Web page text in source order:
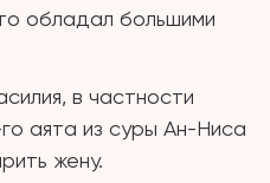
обладал большими
в частности
аята из суры Ан-Ниса
жену.